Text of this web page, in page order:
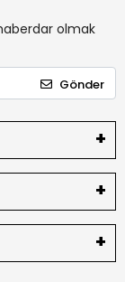
olmak
Gönder